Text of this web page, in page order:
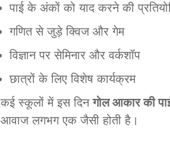
पाई के अंकों को याद करने की
गणित से जुड़े क्विज और गेम
विज्ञान पर सेमिनार और वर्कशॉप
छात्रों के लिए विशेष कार्यक्रम
कई स्कूलों में इस दिनगोल आकार की
आवाज लगभग एक जैसी होती है।